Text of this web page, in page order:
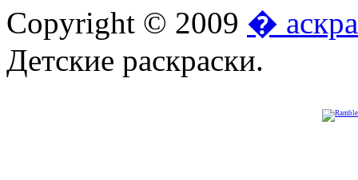
Copyright © 2009 �
Детские раскраски.